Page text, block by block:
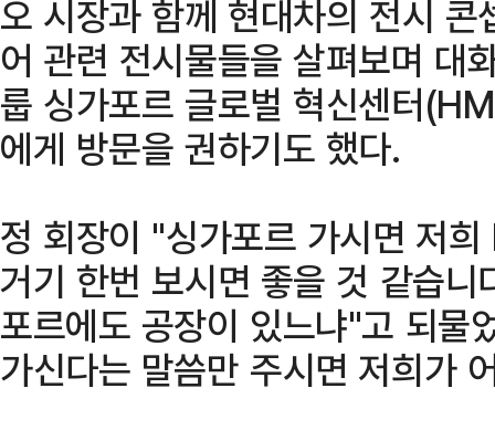
오 시장과 함께 현대차의 전시
어 관련 전시물들을 살펴보며 대
룹 싱가포르 글로벌 혁신센터
에게 방문을 권하기도 했다.
정 회장이 "싱가포르 가시면 저
거기 한번 보시면 좋을 것 같습
포르에도 공장이 있느냐"고 되물
가신다는 말씀만 주시면 저희가